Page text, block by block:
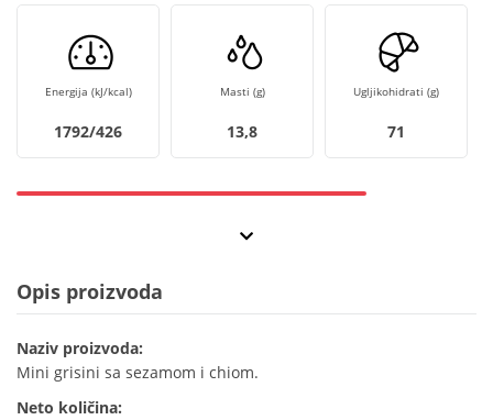
Energija (kJ/kcal)
1792/426
Masti (g)
13,8
Ugljikohidrati (g)
71
Opis proizvoda
Naziv proizvoda:
Mini grisini sa sezamom i chiom.
Neto količina: